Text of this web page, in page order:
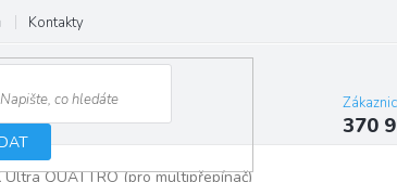
Kontakty
370
Ultra QUATTRO (pro multipřepínač)